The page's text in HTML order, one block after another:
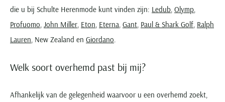
die u bij Schulte Herenmode kunt vinden zijn: Ledub, Olymp,
Profuomo, John Miller, Eton, Eterna, Gant, Paul & Shark Golf, Ralph
Lauren, New Zealand en Giordano.
Welk soort overhemd past bij mij?
Afhankelijk van de gelegenheid waarvoor u een overhemd zoekt,